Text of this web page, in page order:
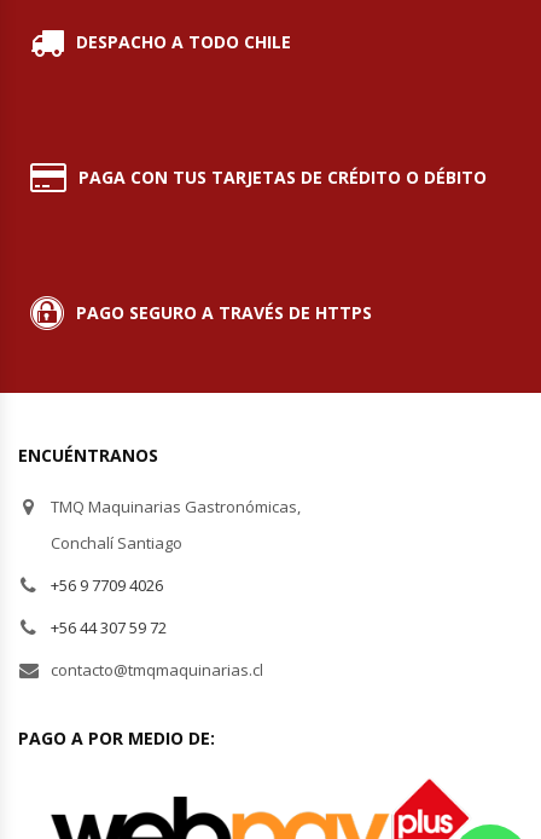
Ralladoras De Queso
Refrigeradores Industriales
Revolvedoras De Masas
Selladoras
Selladoras Al Vacío
Shawarmas
Sin Categoría
Sobadoras
DESPACHO A TODO CHILE
PAGA CON TUS TARJETAS DE CRÉDITO O DÉBITO
PAGO SEGURO A TRAVÉS DE HTTPS
ENCUÉNTRANOS
TMQ Maquinarias Gastronómicas,
Conchalí Santiago
+56 9 7709 4026
+56 44 307 59 72
contacto@tmqmaquinarias.cl
PAGO A POR MEDIO DE: